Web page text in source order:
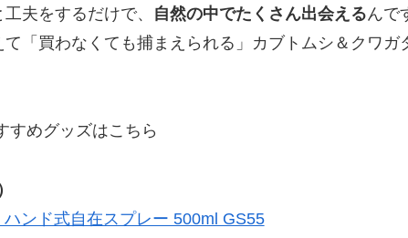
夫をするだけで、 自然の中でたくさん出会えるんで
「買わなくても捕まえられる」カブトムシ＆クワガ
すめグッズはこちら
ンド式自在スプレー 500ml GS55